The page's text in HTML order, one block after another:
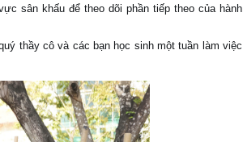
sân khấu để theo dõi phần tiếp theo của hành
thầy cô và các bạn học sinh một tuần làm việc